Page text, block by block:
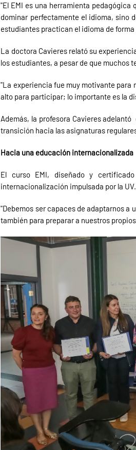
"El EMI es una herramienta
dominar perfectamente el idioma, sino
estudiantes practican el idioma de
La doctora Cavieres relató su
los estudiantes, a pesar de que muchos
"La experiencia fue muy motivante para
alto para participar; lo importante es la
Además, la profesora Cavieres
transición hacia las asignaturas
Hacia una educación internacionalizada
El curso EMI, diseñado y
internacionalización impulsada por la UV.
"Debemos ser capaces de adaptarnos
también para preparar a nuestros